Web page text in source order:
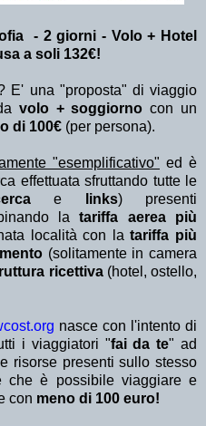
- 2 giorni - Volo + Hotel
a soli 132€!
E' una "proposta" di viaggio
volo + soggiorno con un
di 100€ (per persona).
"esemplificativo" ed è
effettuata sfruttando tutte le
e links) presenti
la tariffa aerea più
località con latariffa più
(solitamente in camera
ricettiva(hotel, ostello,
nasce con l'intento di
i viaggiatori "fai da te" ad
risorse presenti sullo stesso
che è possibile viaggiare e
con meno di 100 euro!